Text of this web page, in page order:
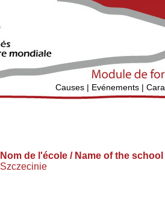
Causes| Evénements|
Nom de l'école / Name of the school
Szczecinie